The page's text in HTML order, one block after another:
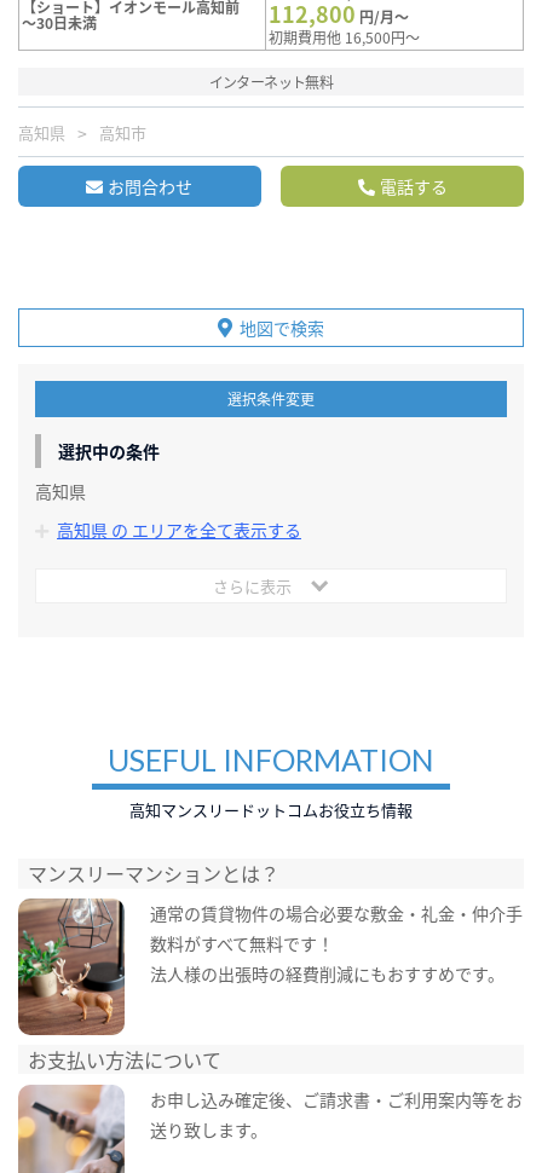
【ショート】イオンモール高知前
～30日未満 112,800 円/月～
初期費用他 16,500円～
インターネット無料
高知県 高知市
お問合わせ 電話する
地図で検索
選択条件変更
選択中の条件
高知県
高知県 の エリアを全て表示する
さらに表示
USEFUL INFORMATION
高知マンスリードットコムお役立ち情報
マンスリーマンションとは？
通常の賃貸物件の場合必要な敷金・礼金・仲介手
数料がすべて無料です！
法人様の出張時の経費削減にもおすすめです。
お支払い方法について
お申し込み確定後、ご請求書・ご利用案内等をお
送り致します。